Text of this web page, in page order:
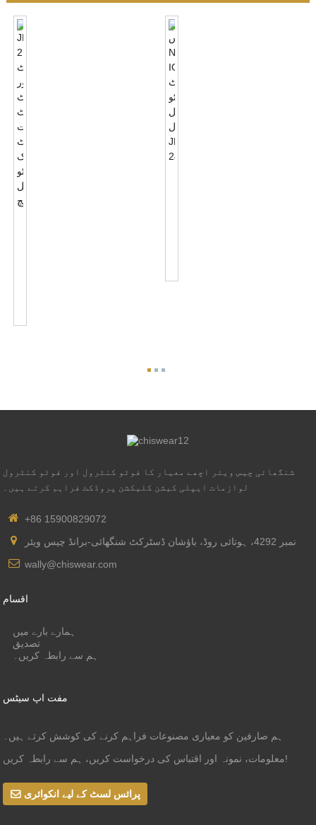
شنگھائی چیس ویئر اچھے معیار کا فوٹو کنٹرول اور فوٹو کنٹرول
لوازمات ایپلی کیشن کلیکشن پروڈکٹ فراہم کرتے ہیں۔
+86 15900829072
نمبر 4292، ہوتائی روڈ، باؤشان ڈسٹرکٹ شنگھائی-برانڈ چیس ویئر
wally@chiswear.com
اقسام
ہمارے بارے میں
تصدیق
ہم سے رابطہ کریں۔
مفت اپ سیٹس
ہم صارفین کو معیاری مصنوعات فراہم کرنے کی کوشش کرتے ہیں۔
معلومات، نمونہ اور اقتباس کی درخواست کریں، ہم سے رابطہ کریں!
پرائس لسٹ کے لیے انکوائری